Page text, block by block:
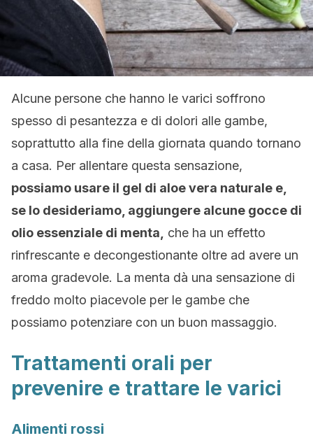
Alcune persone che hanno le varici soffrono
spesso di pesantezza e di dolori alle gambe,
soprattutto alla fine della giornata quando tornano
a casa. Per allentare questa sensazione,
possiamo usare il gel di aloe vera naturale e,
se lo desideriamo, aggiungere alcune gocce di
olio essenziale di menta,
che ha un effetto
rinfrescante e decongestionante oltre ad avere un
aroma gradevole. La menta dà una sensazione di
freddo molto piacevole per le gambe che
possiamo potenziare con un buon massaggio.
Trattamenti orali per
prevenire e trattare le varici
Alimenti rossi